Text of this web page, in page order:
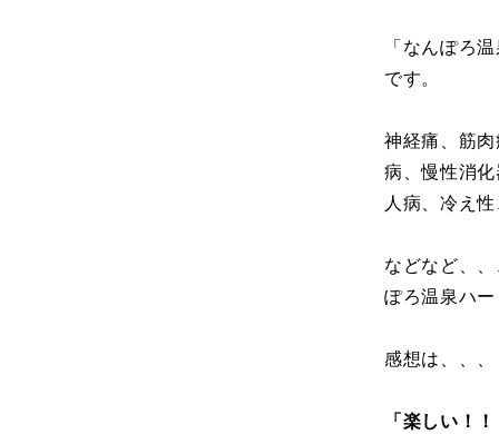
「なんぽろ
です。
神経痛、筋
病、慢性消
人病、冷え
などなど、
ぽろ温泉ハ
感想は、、、
「楽しい！